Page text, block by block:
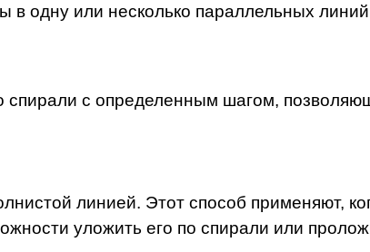
в одну или несколько параллельных
спирали с определенным шагом,
линией. Этот способ применяют,
уложить его по спирали или